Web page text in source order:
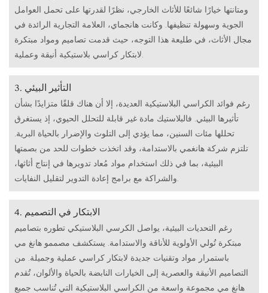
ومتانتها خيارًا شائعًا للأثاث الخارجي، نظرًا لقدرتها على تحمل العوامل
الجوية وسهولة تنظيفها. وكانت هانجماي، العلامة التجارية الرائدة في
مجال الأثاث، في طليعة هذا التوجه، حيث قدمت تصاميم ومواد مبتكرة
3. التأثير البيئي
رغم فوائد الكراسي البلاستيكية العديدة، إلا أن هناك قلقًا متزايدًا بشأن
تأثيرها البيئي. فالبلاستيك مادة غير قابلة للتحلل الحيوي، إذ يستغرق
تحللها مئات السنين، مما يؤدي إلى التلوث والإضرار بالحياة البرية.
تلتزم شركة هانغمي بالاستدامة، وقد اتخذت خطوات للحد من بصمتها
البيئية، بما في ذلك استخدام مواد مُعاد تدويرها في إنتاج أثاثها،
والشراكة مع برامج إعادة التدوير لتقليل النفايات.
4. الابتكار في التصميم
رغم التحديات البيئية، يواصل الكرسي البلاستيكي تطوره بتصاميم
مبتكرة تُولي الأولوية للأناقة والاستدامة. يستكشف مصممو هانغ مي
باستمرار مواد وتقنيات جديدة لابتكار كراسي عملية وجميلة. من
التصاميم الأنيقة والعصرية إلى الخيارات النابضة بالحياة والألوان، تُقدم
هانغ مي مجموعة واسعة من الكراسي البلاستيكية التي تُناسب جميع